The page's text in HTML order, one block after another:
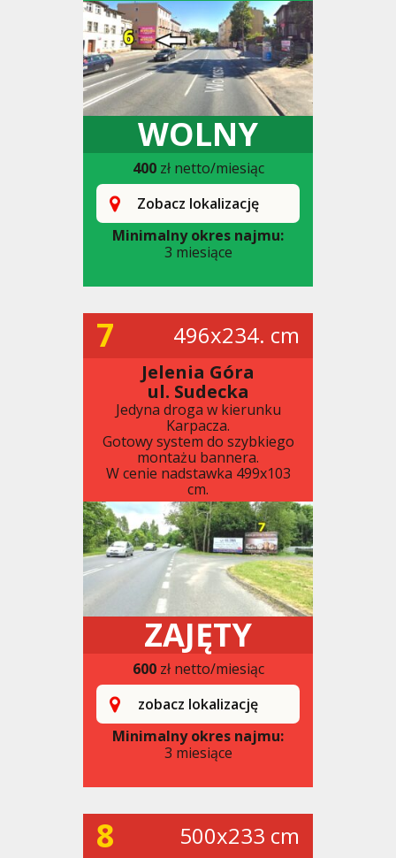
WOLNY
400zł netto/miesiąc
Zobacz lokalizację
Minimalny okres najmu:
3 miesiące
7 496x234. cm
Jelenia Góra
ul. Sudecka
Jedyna droga w kierunku
Karpacza.
Gotowy system do szybkiego
montażu bannera.
W cenie nadstawka 499x103
cm.
ZAJĘTY
600zł netto/miesiąc
zobacz lokalizację
Minimalny okres najmu:
3 miesiące
8 500x233 cm